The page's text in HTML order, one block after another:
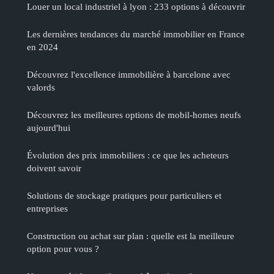
Louer un local industriel à lyon : 233 options à découvrir
Les dernières tendances du marché immobilier en France
en 2024
Découvrez l'excellence immobilière à barcelone avec
valords
Découvrez les meilleures options de mobil-homes neufs
aujourd'hui
Évolution des prix immobiliers : ce que les acheteurs
doivent savoir
Solutions de stockage pratiques pour particuliers et
entreprises
Construction ou achat sur plan : quelle est la meilleure
option pour vous ?